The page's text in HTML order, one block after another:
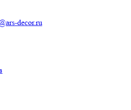
decor.ru